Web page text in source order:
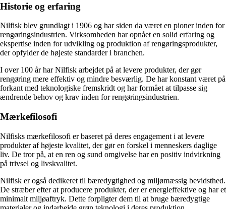
Historie og erfaring
Nilfisk blev grundlagt i 1906 og har siden da været en pioner inden for
rengøringsindustrien. Virksomheden har opnået en solid erfaring og
ekspertise inden for udvikling og produktion af rengøringsprodukter,
der opfylder de højeste standarder i branchen.
I over 100 år har Nilfisk arbejdet på at levere produkter, der gør
rengøring mere effektiv og mindre besværlig. De har konstant været på
forkant med teknologiske fremskridt og har formået at tilpasse sig
ændrende behov og krav inden for rengøringsindustrien.
Mærkefilosofi
Nilfisks mærkefilosofi er baseret på deres engagement i at levere
produkter af højeste kvalitet, der gør en forskel i menneskers daglige
liv. De tror på, at en ren og sund omgivelse har en positiv indvirkning
på trivsel og livskvalitet.
Nilfisk er også dedikeret til bæredygtighed og miljømæssig bevidsthed.
De stræber efter at producere produkter, der er energieffektive og har et
minimalt miljøaftryk. Dette forpligter dem til at bruge bæredygtige